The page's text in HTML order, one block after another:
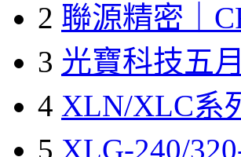
2 聯源精密｜
3 光寶科技五
4 XLN/XLC系
5 XLG-240/